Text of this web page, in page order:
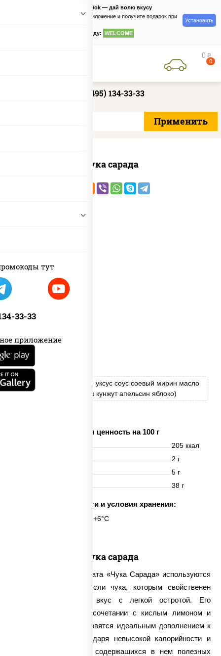
тут
33-33
приложение
PizzaSushiWok — дай волю вкусу
Скачайте приложение и получите подарок при
по промокоду: WELCOME
Установить
0 руб
0
+7 (495) 134-33-33
Чука сарада
салат "Чука"
соус "Ореховый" (кешью уксус соус соевый мирин масло
растительное чеснок лук кунжут апельсин яблоко)
Пищевая ценность на 100 г
205 ккал
2 г
5 г
38 г
Срок годности и условия хранения:
6 часов при t° от +2°C до +6°C
Чука сарада
Для приготовления салата «Чука Сарада» используются
только свежие водоросли чука, которым свойственен
нежный нейтральный вкус с легкой остротой. Его
хрустящие волокна в сочетании с кислым лимоном и
ореховым соусом становятся идеальным дополнением к
многим блюдам. Благодаря невысокой калорийности и
огромному количеству содержащихся в нем полезных